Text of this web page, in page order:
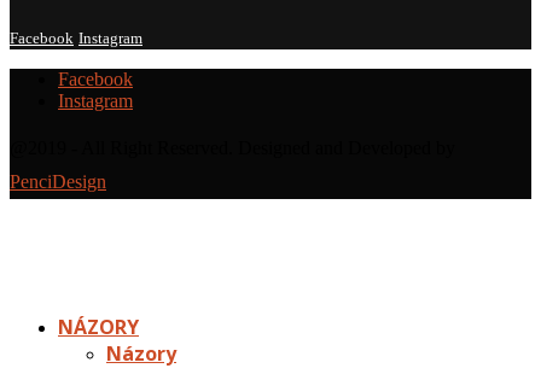
Facebook Instagram
Facebook
Instagram
PenciDesign
NÁZORY
Názory